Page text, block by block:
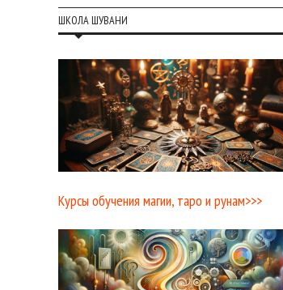
ШКОЛА ШУВАНИ
Курсы обучения магии, таро и рунам>>>